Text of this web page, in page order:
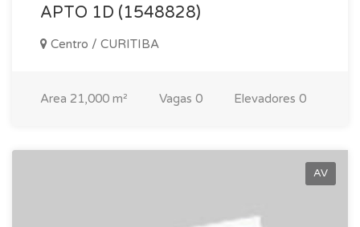
APTO 1D (1548828)
Centro / CURITIBA
Area 21,000 m² Vagas 0 Elevadores 0
AV